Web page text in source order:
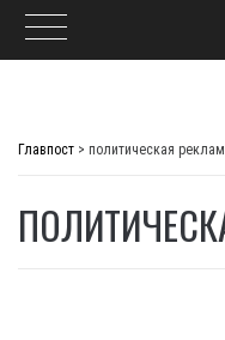
Главпост > политическая